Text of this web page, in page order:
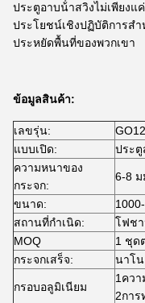
ประตูอาบน้ําสวิงไม่เพียงแ
ประโยชน์เชิงปฏิบัติการสํ
ประหยัดพื้นที่ของพวกเขา
ข้อมูลสินค้า:
เลขรุ่น:
แบบเปิด:
ประตู
ความหนาของ
กระจก:
6-8 ม
ขนาด:
สถานที่กําเนิด:
โฟช
MOQ
1 ชุด
กระจกเสร็จ:
นาโ
กรอบอลูมิเนียม
1คว
2กา